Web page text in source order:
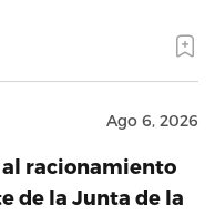
Ago 6, 2026
al racionamiento
de la Junta de la